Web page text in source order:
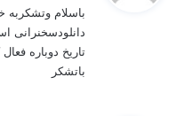
:باسلام
دانلودسخنرانی
تاریخ دوباره
باتشکر